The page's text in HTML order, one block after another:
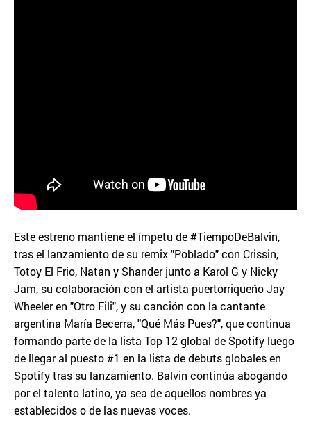
Este estreno mantiene el ímpetu de #TiempoDeBalvin,
tras el lanzamiento de su remix "Poblado" con Crissin,
Totoy El Frio, Natan y Shander junto a Karol G y Nicky
Jam, su colaboración con el artista puertorriqueño Jay
Wheeler en "Otro Fili", y su canción con la cantante
argentina María Becerra, "Qué Más Pues?", que continua
formando parte de la lista Top 12 global de Spotify luego
de llegar al puesto #1 en la lista de debuts globales en
Spotify tras su lanzamiento. Balvin continúa abogando
por el talento latino, ya sea de aquellos nombres ya
establecidos o de las nuevas voces.